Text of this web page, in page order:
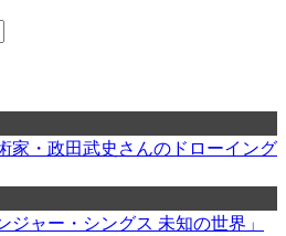
家・政田武史さんのドローイング
ジャー・シングス 未知の世界」